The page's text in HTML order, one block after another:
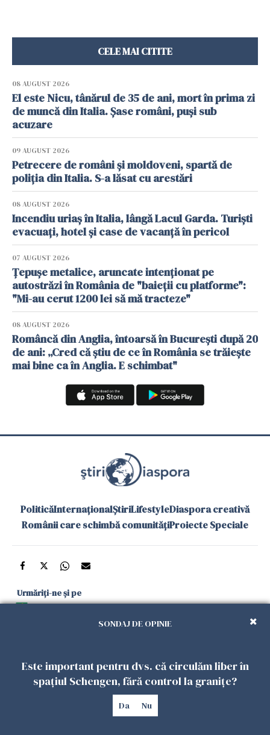
CELE MAI CITITE
08 AUGUST 2026
El este Nicu, tânărul de 35 de ani, mort în prima zi
de muncă din Italia. Șase români, puși sub
acuzare
09 AUGUST 2026
Petrecere de români și moldoveni, spartă de
poliția din Italia. S-a lăsat cu arestări
08 AUGUST 2026
Incendiu uriaș în Italia, lângă Lacul Garda. Turiști
evacuați, hotel și case de vacanță în pericol
07 AUGUST 2026
Țepușe metalice, aruncate intenționat pe
autostrăzi în România de "baieții cu platforme":
"Mi-au cerut 1200 lei să mă tracteze"
08 AUGUST 2026
Româncă din Anglia, întoarsă în București după 20
de ani: „Cred că știu de ce în România se trăiește
mai bine ca în Anglia. E schimbat"
PoliticăInternaționalȘtiriLifestyleDiaspora creativă
Românii care schimbă comunitățiProiecte Speciale
Urmăriți-ne și pe
și în aplicațiile mobile
Politica de
confidențialitate
Politica
Cookies
Gestionați
Contact
Declarație de
accesibilitate
Copyright 2026. Toate drepturile rezervate.
SONDAJ DE OPINIE
Este important pentru dvs. că circulăm liber în
spațiul Schengen, fără control la granițe?
Da Nu